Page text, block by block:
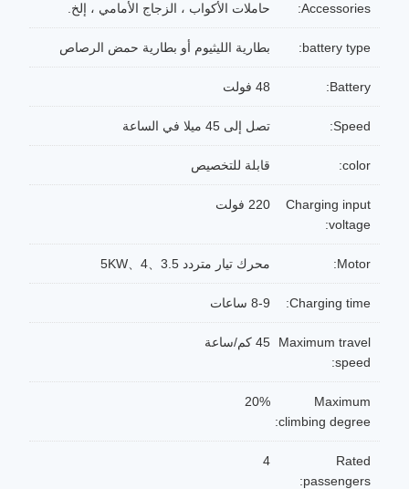
Accessories: حاملات الأكواب ، الزجاج الأمامي ، إلخ.
battery type: بطارية الليثيوم أو بطارية حمض الرصاص
Battery: 48 فولت
Speed: تصل إلى 45 ميلا في الساعة
color: قابلة للتخصيص
Charging input
voltage:
220 فولت
Motor: محرك تيار متردد 3.5、4、5KW
Charging time: 8-9 ساعات
Maximum travel
speed:
45 كم/ساعة
Maximum
climbing degree:
20%
Rated
passengers:
4